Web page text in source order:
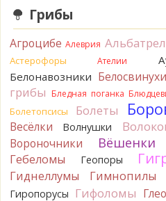
20 часов назад
Правильно сделали, что не
20 часов назад
BorisM Подгруздок
21 час назад
BorisM Сдаётся мне, на
21 час назад
Кирилл
Вони не было, но
начали желтеть. Выкинул.
22 часа назад
Грибы
Агроцибе Алеврия
Астерофоры
Ателии
Белонавозники Белосвинухи
грибы Бледная поганка
Болетопсисы Болеты
Весёлки Волнушки
Вороночники Вёшенки
Гебеломы Геопоры
Гиднеллумы Гимнопилы
Гиропорусы Гифоломы